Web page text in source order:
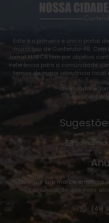
Este é o primeiro e único portal
município de Contenda-PR.
Jornal MARCA tem por objetivo
referência para a comunidade
temas de maior relevância local
Idealizador e
Alexsandro
Divulgue sua marca, empresa
comunicação que mais
(41)